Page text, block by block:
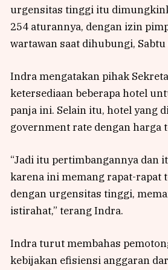
urgensitas tinggi itu
254 aturannya, dengan izin
wartawan saat dihubungi,
Indra mengatakan pihak
ketersediaan beberapa hotel
panja ini. Selain itu, hotel yang
government rate dengan harga
“Jadi itu pertimbangannya dan
karena ini memang rapat-rapat
dengan urgensitas tinggi,
istirahat,” terang Indra.
Indra turut membahas
kebijakan efisiensi anggaran